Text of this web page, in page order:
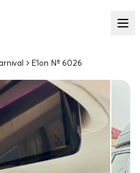
E'lon № 6026